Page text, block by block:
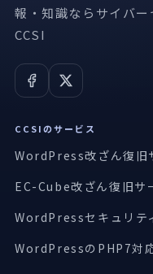
報・知識ならサイバ
CCSI
CCSIのサービス
WordPress改ざん復旧
EC-Cube改ざん復旧サ
WordPressセキュリテ
WordPressのPHP7対